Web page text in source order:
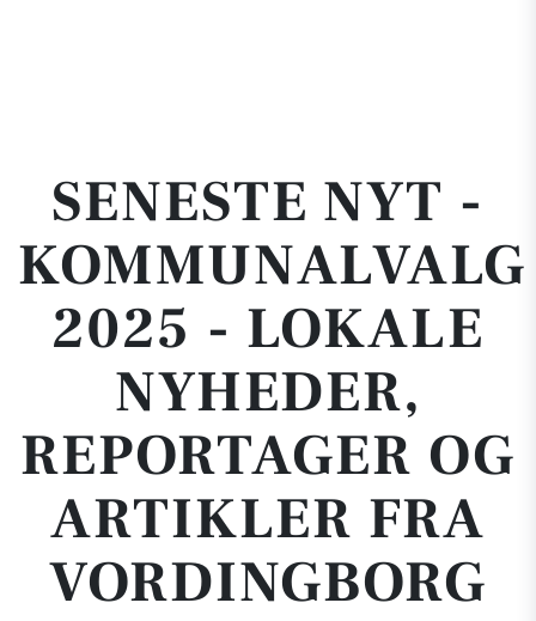
SENESTE NYT -
KOMMUNALVALG
2025 - LOKALE
NYHEDER,
REPORTAGER OG
ARTIKLER FRA
VORDINGBORG